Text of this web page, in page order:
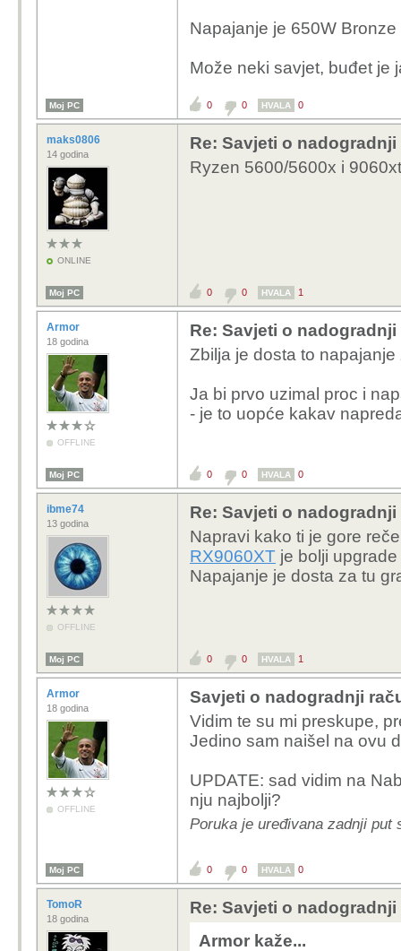
Napajanje je 650W Bronze
Može neki savjet, buđet je
Moj PC 0 0 HVALA 0
maks0806
14 godina
ONLINE
Re: Savjeti o
Ryzen 5600/5600x i
Moj PC 0 0 HVALA 1
Armor
18 godina
OFFLINE
Re: Savjeti o
Zbilja je dosta to
Ja bi prvo uzimal proc i
- je to uopće kakav
Moj PC 0 0 HVALA 0
ibme74
13 godina
OFFLINE
Re: Savjeti o
Napravi kako ti je gore
RX9060XT je bolji
Napajanje je dosta za tu
Moj PC 0 0 HVALA 1
Armor
18 godina
OFFLINE
Savjeti o nadogradnji
Vidim te su mi preskupe,
Jedino sam naišel na ovu
UPDATE: sad vidim na
nju najbolji?
Poruka je uređivana zadnji put
Moj PC 0 0 HVALA 0
TomoR
18 godina
Re: Savjeti o
Armor kaže...